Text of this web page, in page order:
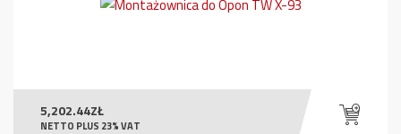
5,202.44ZŁ
NETTO PLUS 23% VAT